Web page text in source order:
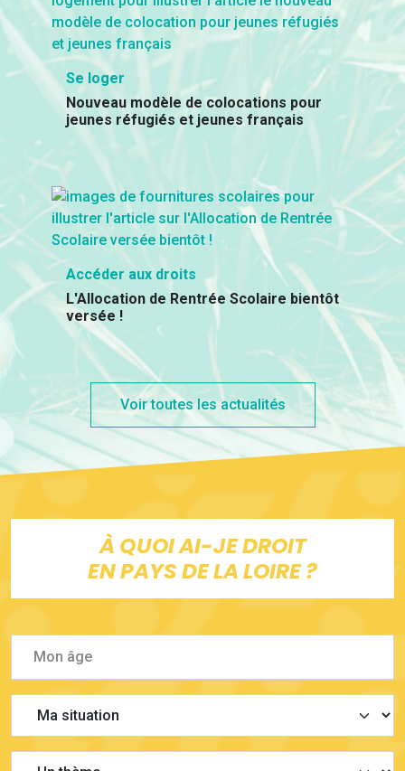
Se loger
Nouveau modèle de colocations pour
jeunes réfugiés et jeunes français
Accéder aux droits
L'Allocation de Rentrée Scolaire bientôt
versée !
Voir toutes les actualités
À QUOI AI-JE DROIT
EN PAYS DE LA LOIRE ?